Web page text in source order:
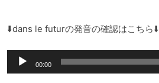
レ
ー
⬇️dans le futurの発音の確認はこちら⬇️
声
00:00